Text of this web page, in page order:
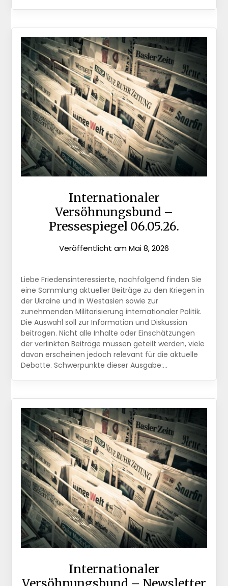
Internationaler
Versöhnungsbund –
Pressespiegel 06.05.26.
Veröffentlicht amMai 8, 2026
Liebe Friedensinteressierte, nachfolgend finden Sie
eine Sammlung aktueller Beiträge zu den Kriegen in
der Ukraine und in Westasien sowie zur
zunehmenden Militarisierung internationaler Politik.
Die Auswahl soll zur Information und Diskussion
beitragen. Nicht alle Inhalte oder Einschätzungen
der verlinkten Beiträge müssen geteilt werden, viele
davon erscheinen jedoch relevant für die aktuelle
Debatte. Schwerpunkte dieser Ausgabe:…
Internationaler